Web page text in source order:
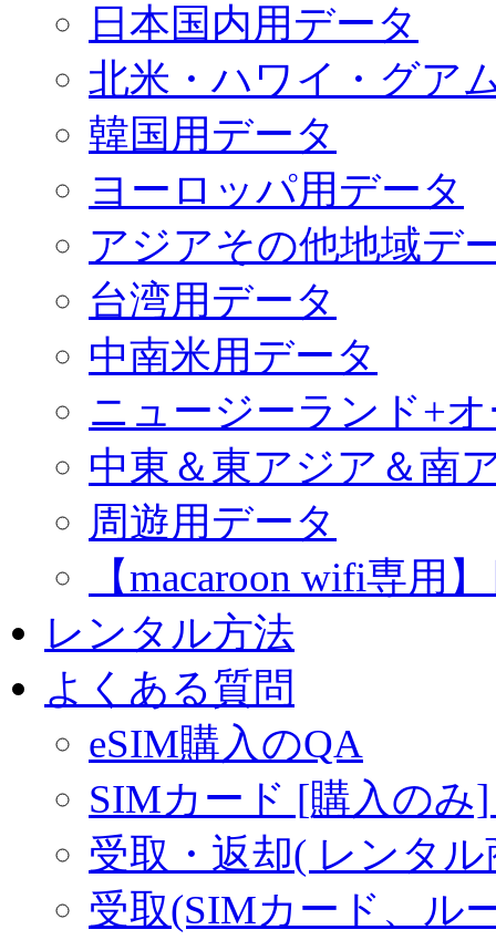
日本国内用データ
北米・ハワイ・グア
韓国用データ
ヨーロッパ用データ
アジアその他地域デ
台湾用データ
中南米用データ
ニュージーランド+
中東＆東アジア＆南
周遊用データ
【macaroon wifi専用
レンタル方法
よくある質問
eSIM購入のQA
SIMカード [購入のみ
受取・返却( レンタ
受取(SIMカード、ル